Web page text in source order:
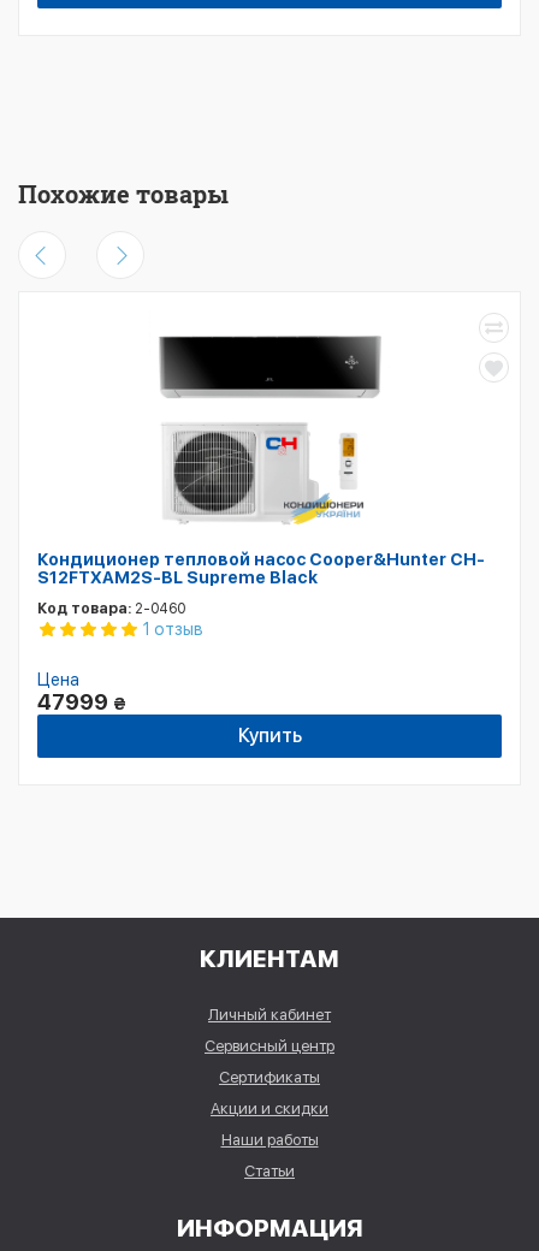
Похожие товары
Кондиционер тепловой насос Cooper&Hunter CH-
S12FTXAM2S-BL Supreme Black
Код товара: 2-0460
1 отзыв
Цена
47999 ₴
Купить
КЛИЕНТАМ
Личный кабинет
Сервисный центр
Сертификаты
Акции и скидки
Наши работы
Статьи
ИНФОРМАЦИЯ